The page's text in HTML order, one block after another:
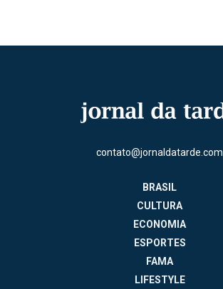
contato@jornaldatarde.com
BRASIL
CULTURA
ECONOMIA
ESPORTES
FAMA
LIFESTYLE